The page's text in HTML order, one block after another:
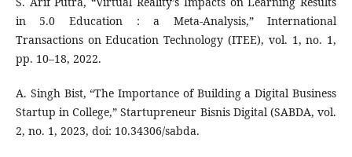
in 5.0 Education : a Meta-Analysis,” International
Transactions on Education Technology (ITEE), vol. 1, no. 1,
pp. 10–18, 2022.
A. Singh Bist, “The Importance of Building a Digital Business
Startup in College,” Startupreneur Bisnis Digital (SABDA, vol.
2, no. 1, 2023, doi: 10.34306/sabda.